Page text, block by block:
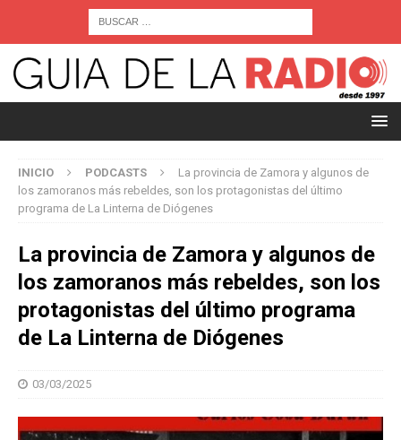
INICIO PODCASTS
La provincia de Zamora y algunos de
los zamoranos más rebeldes, son los protagonistas del último
programa de La Linterna de Diógenes
La provincia de Zamora y algunos de
los zamoranos más rebeldes, son los
protagonistas del último programa
de La Linterna de Diógenes
03/03/2025